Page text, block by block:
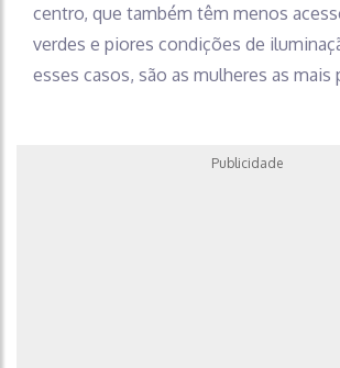
centro, que também têm menos
verdes e piores condições de
esses casos, são as mulheres as mais
Publicidade